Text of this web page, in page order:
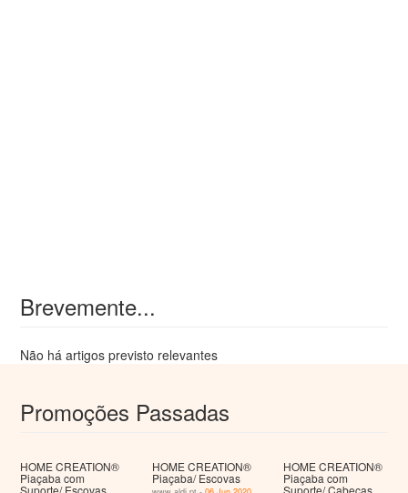
Brevemente...
Não há artigos previsto relevantes
Promoções Passadas
HOME CREATION®
Piaçaba com
Suporte/ Escovas
HOME CREATION®
Piaçaba/ Escovas
HOME CREATION®
Piaçaba com
Suporte/ Cabeças